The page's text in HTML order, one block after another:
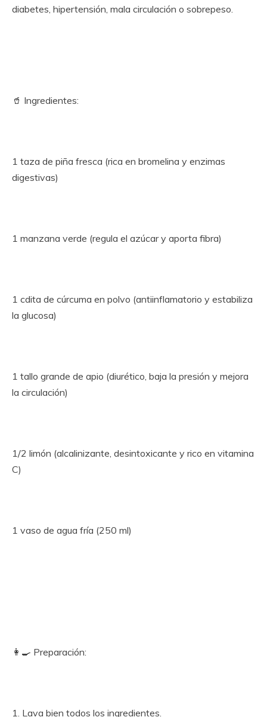
diabetes, hipertensión, mala circulación o sobrepeso.
🥤 Ingredientes:
1 taza de piña fresca (rica en bromelina y enzimas
digestivas)
1 manzana verde (regula el azúcar y aporta fibra)
1 cdita de cúrcuma en polvo (antiinflamatorio y estabiliza
la glucosa)
1 tallo grande de apio (diurético, baja la presión y mejora
la circulación)
1/2 limón (alcalinizante, desintoxicante y rico en vitamina
C)
1 vaso de agua fría (250 ml)
👩‍🍳 Preparación:
1. Lava bien todos los ingredientes.